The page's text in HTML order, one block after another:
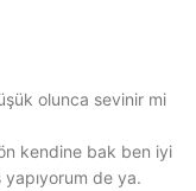
olunca sevinir mi
kendine bak ben iyi
de ya.